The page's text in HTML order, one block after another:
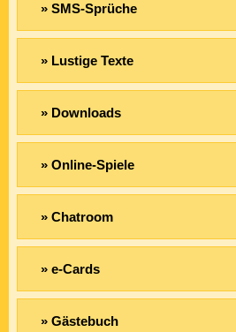
» SMS-Sprüche
» Lustige Texte
» Downloads
» Online-Spiele
» Chatroom
» e-Cards
» Gästebuch